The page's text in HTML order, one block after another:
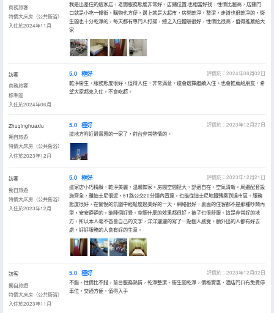
商務旅客
特價大床房（公共衞浴）
入住於2024年11月
我是出差住的這家店，老闆服務態度非常好，店鋪位置.也相當好找，性價比超高，店鋪門
口就是小吃一條街，購物也方便，邊上就是大超市，房間乾淨，整潔，走道也很乾凈的，衞
生間也十分乾淨的，每天都有專門人打掃，總之入住體驗很好，性價比很高，值得推薦給大
家
訪客
商務旅客
標準間
入住於2024年06月
5.0 極好
評價於：2024年08月02日
乾淨衞生，服務態度很好，值得入住，非常滿意，還會選擇繼續入住。也會推薦給朋友，希
望大家都來入住，不會吃虧。
Zhuqinghuaxiu
獨自旅遊
特價大床房（公共衞浴）
入住於2023年12月
5.0 極好
評價於：2023年12月27日
這地方附近最實惠的一家了，前台非常熱情的。
訪客
獨自旅遊
特價大床房（公共衞浴）
入住於2023年12月
5.0 極好
評價於：2023年12月21日
這家店小巧精緻，乾淨美麗，温馨如家。房間空間挺大，舒適自在，空氣清新。周邊配套設
施齊全，離迪士尼很近，51路公交20分鐘內直達，也能從迪士尼地鐵轉乘到達市區。服務
態度很好，在愉悅的氛圍中輕鬆度過美好的一天，網絡很好，裏面的住客都不是那種吵鬧內
型，安安靜靜的，能睡個好覺。空調什麼的效果都很好，被子也很舒服。這是非常好的地
方，所以本人毫不吝嗇自己的文字，洋洋灑灑的寫了一點個人感受。願外出的人都有好去
處，好好服務的人會有好的生意。
訪客
獨自旅遊
特價大床房（公共衞浴）
入住於2023年11月
5.0 極好
評價於：2023年12月02日
不錯，性價比不錯，前台服務熱情，乾淨整潔，衞生間乾淨，價格實惠，酒店門口有免費停
車位，交通方便，值得入手